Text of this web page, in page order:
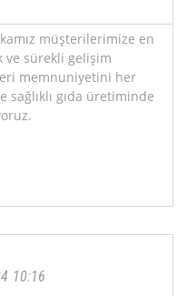
müşterilerimize en
ve sürekli gelişim
memnuniyetini her
gıda üretiminde
10:16